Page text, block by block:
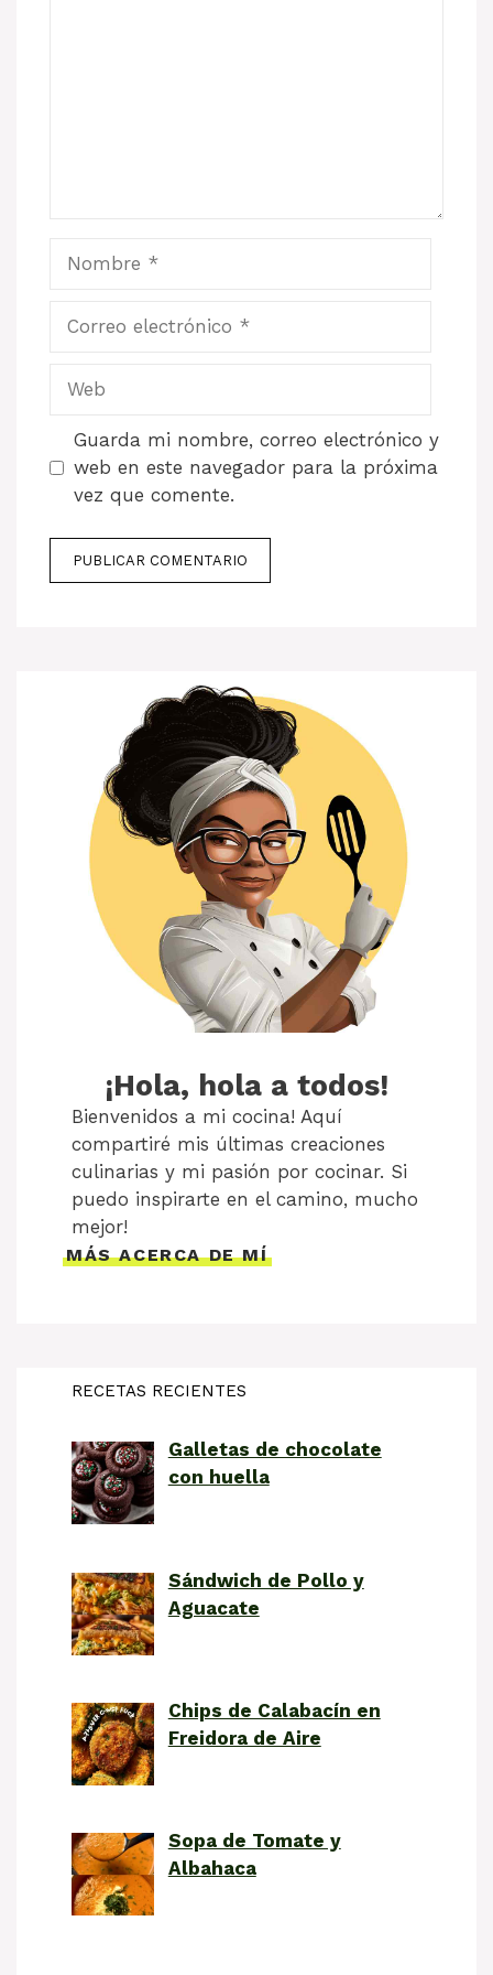
Nombre
Guarda mi nombre, correo electrónico y
web en este navegador para la próxima
vez que comente.
¡Hola, hola a todos!
Bienvenidos a mi cocina! Aquí
compartiré mis últimas creaciones
culinarias y mi pasión por cocinar. Si
puedo inspirarte en el camino, mucho
mejor!
MÁS ACERCA DE MÍ
RECETAS RECIENTES
Galletas de chocolate
con huella
Sándwich de Pollo y
Aguacate
Chips de Calabacín en
Freidora de Aire
Sopa de Tomate y
Albahaca